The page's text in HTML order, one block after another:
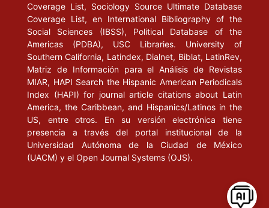
Coverage List, Sociology Source Ultimate Database
Coverage List, en International Bibliography of the
Social Sciences (IBSS), Political Database of the
Americas (PDBA), USC Libraries. University of
Southern California, Latindex, Dialnet, Biblat, LatinRev,
Matriz de Información para el Análisis de Revistas
MIAR, HAPI Search the Hispanic American Periodicals
Index (HAPI) for journal article citations about Latin
America, the Caribbean, and Hispanics/Latinos in the
US, entre otros. En su versión electrónica tiene
presencia a través del portal institucional de la
Universidad Autónoma de la Ciudad de México
(UACM) y el Open Journal Systems (OJS).